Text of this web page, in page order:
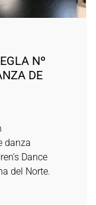
Nº
DE
danza
Dance
del Norte.